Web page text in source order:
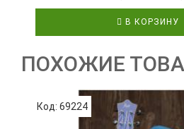
В КОРЗИНУ
ПОХОЖИЕ
Код: 69224